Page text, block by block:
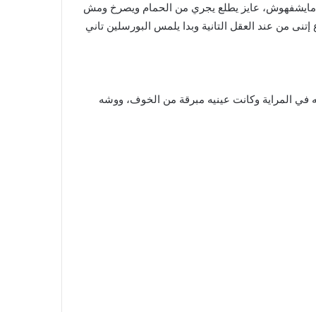
مايشفهوش، عايز يطلع يجري من الحمام ويصرخ ومش
من عند العقل التانية وبدا يلمس البورسلين تاني
المراية وكانت عينيه مبرقة من الخوف، ووشه